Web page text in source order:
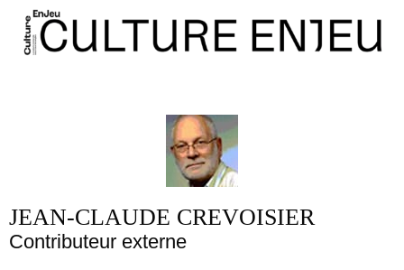
JEAN-CLAUDE CREVOISIER
Contributeur externe